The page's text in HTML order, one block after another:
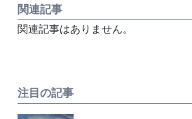
関連記事
関連記事はありません。
注目の記事